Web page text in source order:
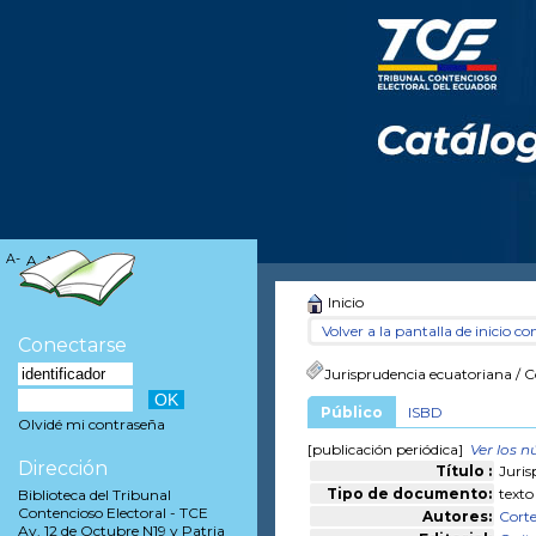
Inicio
Volver a la pantalla de inicio
Jurisprudencia ecuatoriana /
Público ISBD
[publicación periódica] Ver los
Título :
Tipo de documento:
Autores:
A- A A+
Conectarse
Olvidé mi contraseña
Dirección
Biblioteca del Tribunal
Contencioso Electoral - TCE
Av. 12 de Octubre N19 y Patria